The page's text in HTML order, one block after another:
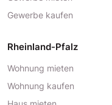
Gewerbe kaufen
Rheinland-Pfalz
Wohnung mieten
Wohnung kaufen